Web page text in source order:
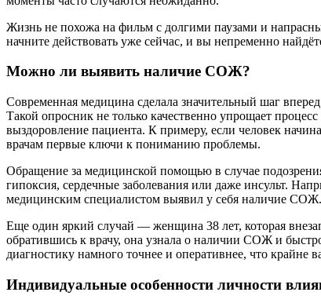
Жизнь не похожа на фильм с долгими паузами и
начните действовать уже сейчас, и вы непременно
Можно ли выявить наличие СОЖ?
Современная медицина сделала значительный шаг
Такой опросник не только качественно упрощает
выздоровление пациента. К примеру, если человек
врачам первые ключи к пониманию проблемы.
Обращение за медицинской помощью в случае
гипоксия, сердечные заболевания или даже инсульт.
медицинским специалистом выявил у себя наличие
Еще один яркий случай — женщина 38 лет, которая
обратившись к врачу, она узнала о наличии СОЖ и
диагностику намного точнее и оперативнее, что крайне
Индивидуальные особенности личности